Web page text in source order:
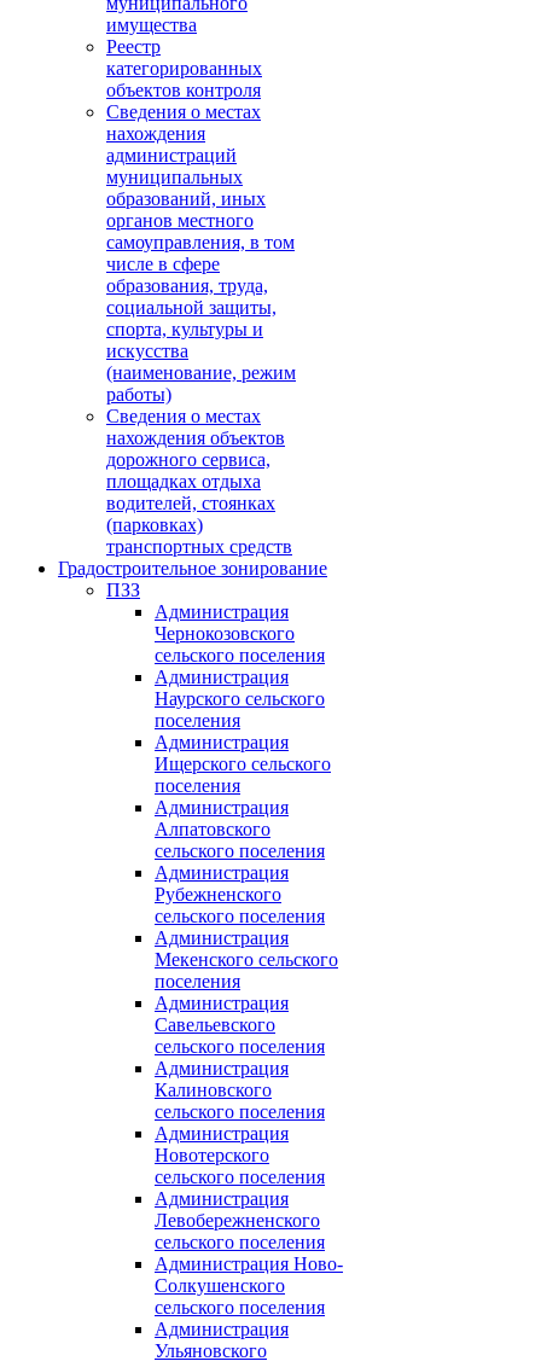
имущества
Реестр
категорированных
объектов контроля
Сведения о местах
нахождения
администраций
муниципальных
образований, иных
органов местного
самоуправления, в том
числе в сфере
образования, труда,
социальной защиты,
спорта, культуры и
искусства
(наименование, режим
работы)
Сведения о местах
нахождения объектов
дорожного сервиса,
площадках отдыха
водителей, стоянках
(парковках)
транспортных средств
Градостроительное зонирование
ПЗЗ
Администрация
Чернокозовского
сельского поселения
Администрация
Наурского сельского
поселения
Администрация
Ищерского сельского
поселения
Администрация
Алпатовского
сельского поселения
Администрация
Рубежненского
сельского поселения
Администрация
Мекенского сельского
поселения
Администрация
Савельевского
сельского поселения
Администрация
Калиновского
сельского поселения
Администрация
Новотерского
сельского поселения
Администрация
Левобережненского
сельского поселения
Администрация Ново-
Солкушенского
сельского поселения
Администрация
Ульяновского